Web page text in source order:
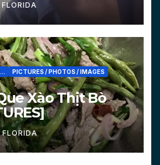
FLORIDA
PICTURES / PHOTOS / IMAGES
Xào Thịt Bò
FLORIDA